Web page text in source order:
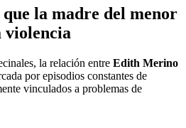
que la madre del menor
violencia
la relación entre Edith Merino
por episodios constantes de
vinculados a problemas de